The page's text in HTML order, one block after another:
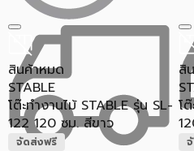
สินค้าหมด
STABLE
โต๊ะทำงานไม้ STABLE รุ่น SL-
122 120 ซม. สีขาว
จัดส่งฟรี
สิ
โ